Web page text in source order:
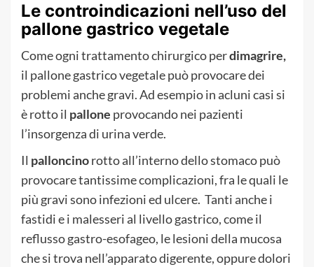
Le controindicazioni nell’uso del
pallone gastrico vegetale
Come ogni trattamento chirurgico perdimagrire,
il pallone gastrico vegetale può provocare dei
problemi anche gravi. Ad esempio in acluni casi si
è rotto il pallone provocando nei pazienti
l’insorgenza di urina verde.
Il palloncinorotto all’interno dello stomaco può
provocare tantissime complicazioni, fra le quali le
più gravi sono infezioni ed ulcere. Tanti anche i
fastidi e i malesseri al livello gastrico, come il
reflusso gastro-esofageo, le lesioni della mucosa
che si trova nell’apparato digerente, oppure dolori